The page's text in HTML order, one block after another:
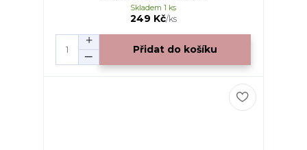
249 Kč/ks
Skladem 1 ks
Přidat do košíku